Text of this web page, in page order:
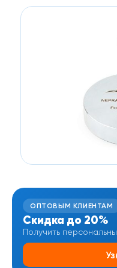
ОПТОВЫМ КЛИЕНТАМ
Скидка до 20%
Получить